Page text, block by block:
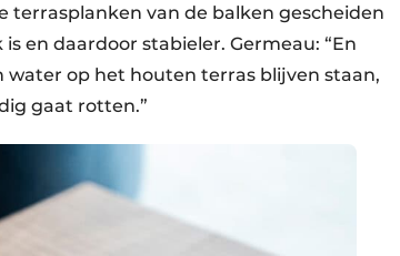
terrasplanken van de balken gescheiden
en daardoor stabieler. Germeau: “En
water op het houten terras blijven staan,
gaat rotten.”